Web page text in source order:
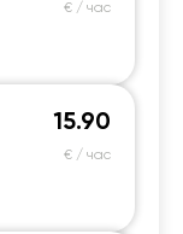
€ / час
15.90
€ / час